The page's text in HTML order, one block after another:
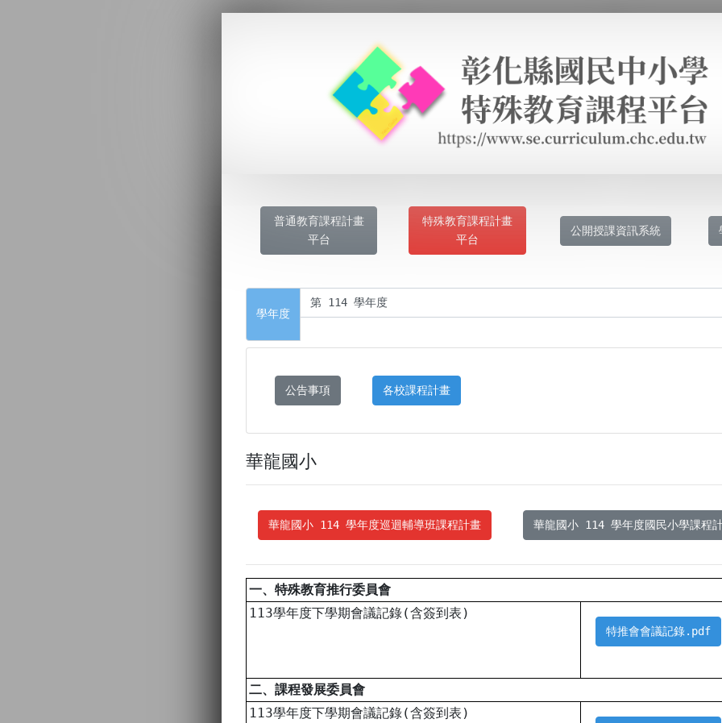
普通教育課程計畫
平台
特殊教育課程計畫
平台
公開授課資訊系統
學年度
公告事項 各校課程計畫
華龍國小
華龍國小 114 學年度巡迴輔導班課程計畫 華龍國小 114 學年度國民小學課程
一、特殊教育推行委員會
113學年度下學期會議記錄(含簽到表)
特推會會議記錄.pdf
二、課程發展委員會
113學年度下學期會議記錄(含簽到表)